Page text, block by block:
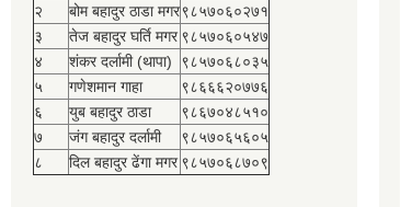
२
बोम बहादुर ठाडा मगर९८५७०६०२७१
३
तेज बहादुर घर्ति मगर ९८५७०६०५४७
४
शंकर दर्लामी (थापा)
९८५७०६८०३५
५
गणेशमान गाहा
९८६६६२०७७६
६
युब बहादुर ठाडा
९८६७०४८५१०
७
जंग बहादुर दर्लामी
९८५७०६५६०५
८
दिल बहादुर ढेंगा मगर ९८५७०६८७०९